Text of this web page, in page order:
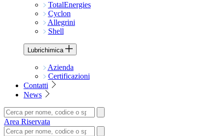
TotalEnergies
Cyclon
Allegrini
Shell
Lubrichimica
Azienda
Certificazioni
Contatti
News
Area Riservata